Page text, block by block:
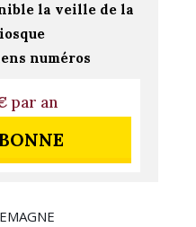
la veille de la
numéros
par an